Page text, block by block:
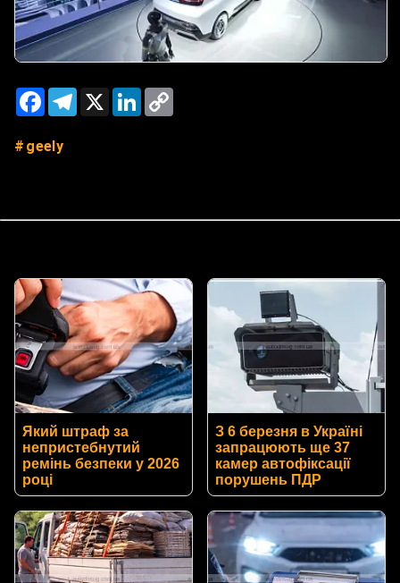
FacebookTelegram
X LinkedIn
geely
Який штраф за
непристебнутий
ремінь безпеки у 2026
році
З 6 березня в Україні
запрацюють ще 37
камер автофіксації
порушень ПДР